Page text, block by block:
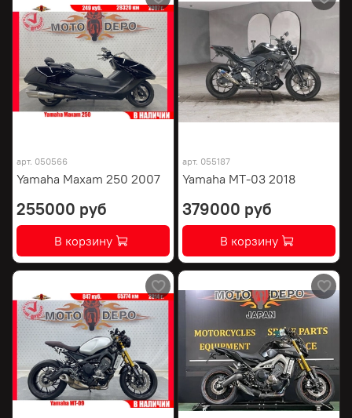
арт. 050566
Yamaha Maxam 250 2007
255000 руб
В корзину
арт. 055187
Yamaha MT-03 2018
379000 руб
В корзину